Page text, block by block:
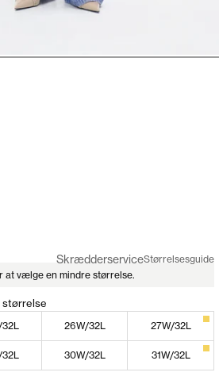
SkrædderserviceStørrelsesguide
at vælge en mindre størrelse.
26W/32L 27W/32L
30W/32L 31W/32L